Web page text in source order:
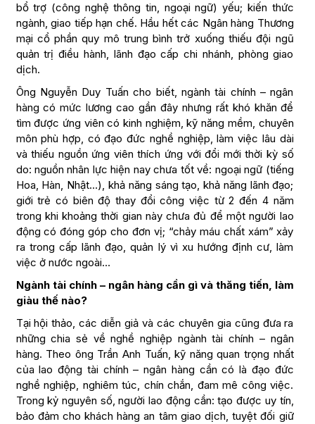
bổ trợ (công nghệ thông tin, ngoại ngữ) yếu; kiến thức
ngành, giao tiếp hạn chế. Hầu hết các Ngân hàng Thương
mại cổ phần quy mô trung bình trở xuống thiếu đội ngũ
quản trị điều hành, lãnh đạo cấp chi nhánh, phòng giao
dịch.
Ông Nguyễn Duy Tuấn cho biết, ngành tài chính – ngân
hàng có mức lương cao gần đây nhưng rất khó khăn để
tìm được ứng viên có kinh nghiệm, kỹ năng mềm, chuyên
môn phù hợp, có đạo đức nghề nghiệp, làm việc lâu dài
và thiếu nguồn ứng viên thích ứng với đổi mới thời kỳ số
do: nguồn nhân lực hiện nay chưa tốt về: ngoại ngữ (tiếng
Hoa, Hàn, Nhật…), khả năng sáng tạo, khả năng lãnh đạo;
giới trẻ có biên độ thay đổi công việc từ 2 đến 4 năm
trong khi khoảng thời gian này chưa đủ để một người lao
động có đóng góp cho đơn vị; “chảy máu chất xám” xảy
ra trong cấp lãnh đạo, quản lý vì xu hướng định cư, làm
việc ở nước ngoài…
Ngành tài chính – ngân hàng cần gì và thăng tiến, làm
giàu thế nào?
Tại hội thảo, các diễn giả và các chuyên gia cũng đưa ra
những chia sẻ về nghề nghiệp ngành tài chính – ngân
hàng. Theo ông Trần Anh Tuấn, kỹ năng quan trọng nhất
của lao động tài chính – ngân hàng cần có là đạo đức
nghề nghiệp, nghiêm túc, chín chắn, đam mê công việc.
Trong kỷ nguyên số, người lao động cần: tạo được uy tín,
bảo đảm cho khách hàng an tâm giao dịch, tuyệt đối giữ